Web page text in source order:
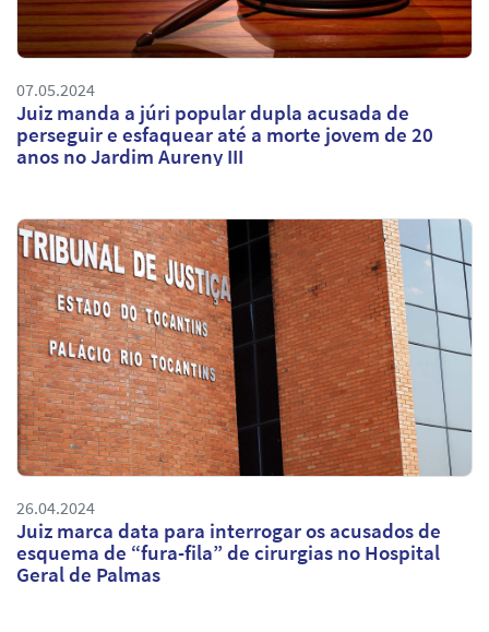
07.05.2024
Juiz manda a júri popular dupla acusada de
perseguir e esfaquear até a morte jovem de 20
anos no Jardim Aureny III
26.04.2024
Juiz marca data para interrogar os acusados de
esquema de “fura-fila” de cirurgias no Hospital
Geral de Palmas